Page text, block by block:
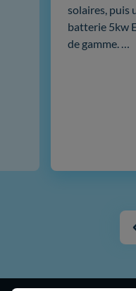
solaires, puis
batterie 5kw
de gamme. …